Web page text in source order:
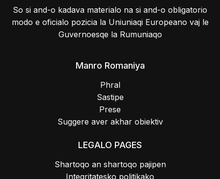
So si and-o kadava materialo na si and-o obligatorio
modo e oficialo pozicia la Uniuniaqi Europeano vaj le
Guvernoesqe la Rumuniaqo
Manro Romaniya
Phral
Sastipe
Prese
Suggere aver akhar obiektiv
LEGALO PAGES
Shartoqo an shartoqo pajipen
Integritatesko politikako